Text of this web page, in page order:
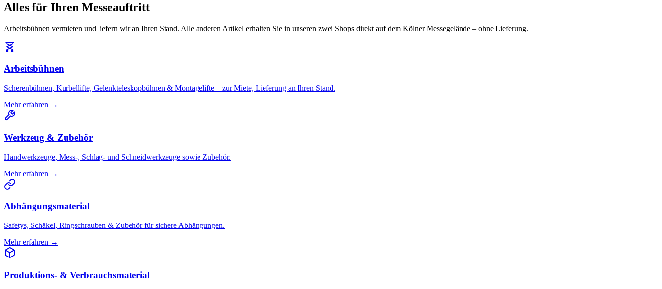
Alles für Ihren Messeauftritt
Arbeitsbühnen vermieten und liefern wir an Ihren Stand. Alle anderen Artikel erhalten Sie in unseren zwei Shops direkt auf dem Kölner Messegelände – ohne Lieferung.
Arbeitsbühnen
Scherenbühnen, Kurbellifte, Gelenkteleskopbühnen & Montagelifte – zur Miete, Lieferung an Ihren Stand.
Mehr erfahren →
Werkzeug & Zubehör
Handwerkzeuge, Mess-, Schlag- und Schneidwerkzeuge sowie Zubehör.
Mehr erfahren →
Abhängungsmaterial
Safetys, Schäkel, Ringschrauben & Zubehör für sichere Abhängungen.
Mehr erfahren →
Produktions- & Verbrauchsmaterial